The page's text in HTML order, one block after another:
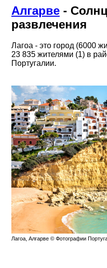
Алгарве -
развлечения
Лагоа - это город (6000
23 835 жителями (1) в
Португалии.
Лагoа, Алгарве © Фотографии